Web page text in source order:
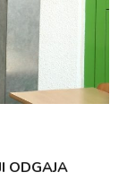
ODGAJA